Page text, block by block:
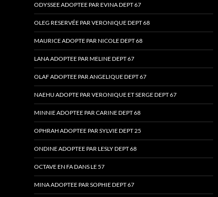
ODYSSEE ADOPTEE PAR EVINA DEPT 67
OLEG RESERVÉE PAR VERONIQUE DEPT 68
MAURICE ADOPTE PAR NICOLE DEPT 68
LANA ADOPTEE PAR MELINE DEPT 67
OLAF ADOPTEE PAR ANGELIQUE DEPT 67
NAEHU ADOPTE PAR VERONIQUE ET SERGE DEPT 67
MINNIE ADOPTEE PAR CARINE DEPT 68
OPHRAH ADOPTEE PAR SYLVIE DEPT 25
ONDINE ADOPTEE PAR LESLY DEPT 68
OCTAVE EN FA DANS LE 57
MINA ADOPTEE PAR SOPHIE DEPT 67